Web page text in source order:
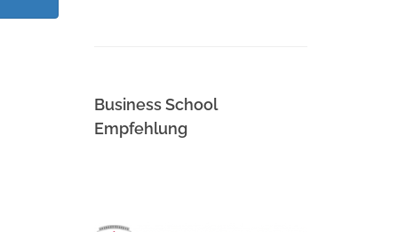
Business School
Empfehlung